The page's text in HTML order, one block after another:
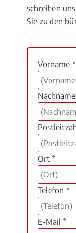
schreiben
Sie zu den
Vorname *
Ort *
Telefon *
E-Mail *